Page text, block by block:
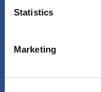
Statistics
Marketing
+
anni di attività